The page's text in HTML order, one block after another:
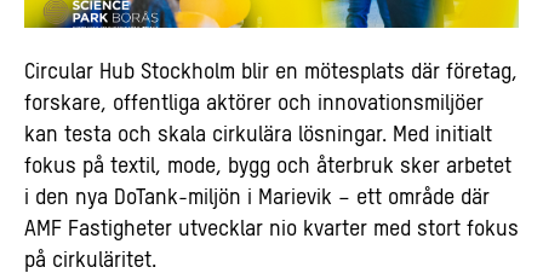
Circular Hub Stockholm blir en mötesplats där företag,
forskare, offentliga aktörer och innovationsmiljöer
kan testa och skala cirkulära lösningar. Med initialt
fokus på textil, mode, bygg och återbruk sker arbetet
i den nya DoTank-miljön i Marievik – ett område där
AMF Fastigheter utvecklar nio kvarter med stort fokus
på cirkuläritet.